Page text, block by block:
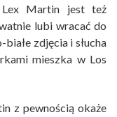
Lex Martin jest też
lubi wracać do
zdjęcia i słucha
mieszka w Los
z pewnością okaże